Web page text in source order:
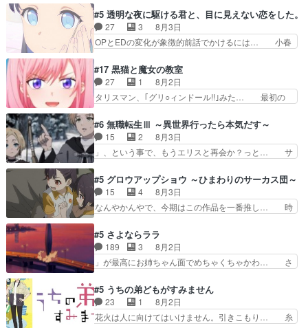
ナとミミも可愛かった2人の関係… 確かに相手に
も家族や大切な人はいるけど、… 白シャツが作業
着みたいなもんなんですかね…
はり出オチ感が否めず、エピソードの打率… 田山
さんが佐々木さんに沼っていく…こんな… 佐々木
さん、腕フェチなんですね笑最近まじ… 佐々木が
ガラケーからスマホに変えるって、… もうドラマ
ゃわない？佐々木さんの優しさ… 先行で見た時よ
り2人のやり取りに癒しを感… ABEMA版の7〜8
話佐々木が実年齢以上…
#5 透明な夜に駆ける君と、目に見えない恋をした。
27 3
8月3日
OPとEDの変化が象徴的前話でかけるには… 小春
か、こんな風に見えてるのかぁ。かける… 完全な
両片思いになりましたねぇ…OPとE… 余計な物
は描かず白く靄がかった小春ちゃん… 光も感じな
い完全な盲目なんやね…おめかし… 母役に能登さ
も描かれていて良かった本当… 股に海豚を挟み水
上バスでの会話を反芻…恋… OPEDとも無人バー
ジョンから主人公２人…
#17 黒猫と魔女の教室
27 1
8月2日
タリスマン、｢グリ○ィンドール!!｣みた… 最初の
ホントスピカが大好きだよね。ツン… 一等級ポテ
ンシャルのアリアちゃん可愛くて… そういや、ア
リアは能力は最上級のくせに、… とうとうアリア
と直接競う場がきたこれまで… 毎度ながらのスピ
マン趣味ダダ漏れで好き… 期末試験が始まろうと
しておりスピカは対策… 能力鑑定胸像タリスマン
氏容姿も評価してし…
#6 無職転生Ⅲ ～異世界行ったら本気だす～
15 2
8月3日
」、という事で、もうエリスと再会か？っと… サ
関係の清算が粛々と進められているサラ… サラと
の関係に対して完全に「昔の女」とし… ルーシー
にデレるルディが完全に親バカで微… サラとは会
ってほしいちゃんとした別れ方し… サラは未練0
キャラモヤモヤする別れ方だ… 役で出演させてい
ただきました！よろしくお… 毎クールメインヒロ
インを好きになっちゃう…
#5 グロウアップショウ ～ひまわりのサーカス団～
15 4
8月3日
なんやかんやで、今期はこの作品を一番推し… 時
愛すぎるな楠木ともりちゃんのね… デフォルメさ
れた表情が特に多かったのが印… 葵＆茜の回も良
きでした。あの証拠写真、ひ… 互いが互いのこと
を想っているのにすれ違っ… 第５話をｄアニメス
んと練習したい〟と言… 本当この作品は「キャ
ラ」を活かすのがうま… みずかちゃんの介入で双
子の仲にヒビが………
#5 さよならララ
189 3
8月2日
」が最高にお姉ちゃん面でめちゃくちゃかわ… さ
を振り切ってみんなに謝ったララの思い… 仕事に
馴染めない辺り観ていて苦しいところ… ララちゃ
んの事情はもう少し皆に話して良い… ララと茉里
とで初のアルバイト。七転八倒し… 労働するプリ
#5 うちの弟どもがすみません
23 1
8月2日
花火は人に向けてはいけません。引きこもり… 糸